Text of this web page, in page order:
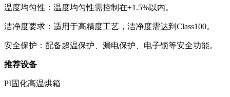
温度均匀性：温度均匀性需控制在±1.5%以内。
洁净度要求：适用于高精度工艺，洁净度需达到Class100。
安全保护：配备超温保护、漏电保护、电子锁等安全功能。
推荐设备
PI固化高温烘箱